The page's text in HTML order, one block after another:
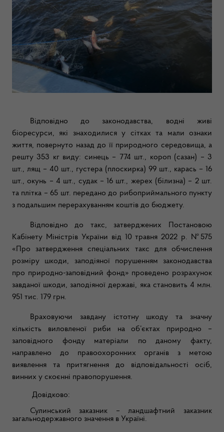
Відповідно до законодавства, водні живі
біоресурси, які знаходилися у сітках та мали ознаки
життя, повернуто назад до її природного середовища, а
решту 353 кг виду: синець – 774 шт., короп (сазан) – 3
шт., лящ – 40 шт., густера (плоскирка) 99 шт., карась – 16
шт., окунь – 4 шт., судак – 16 шт., жерех (білизна) – 2 шт.
та плітка – 65 шт. передано до рибоприймального пункту
з подальшим перерахуванням коштів до бюджету.
Відповідно до такс, затверджених Постановою
Кабінету Міністрів України від 10 травня 2022 р. №575
«Про затвердження спеціальних такс для обчислення
розміру шкоди, заподіяної порушенням законодавства
про природно-заповідний фонд» проведено розрахунок
завданої шкоди, заподіяної державі, яка становить 4 млн.
951 тис. 179 грн.
Враховуючи завдану істотну шкоду та значну
кількість виловленої риби на об’єктах природно –
заповідного фонду матеріали по даному факту,
направлено до правоохоронних органів з метою
виявлення та притягнення до відповідальності осіб,
винних у скоєнні правопорушення.
Довідково:
Сулинський заказник – ландшафтний заказник
загальнодержавного значення в Україні.